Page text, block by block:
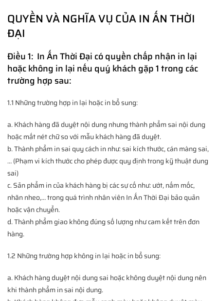
QUYỀN VÀ NGHĨA VỤ CỦA IN ẤN THỜI
ĐẠI
Điều 1: In Ấn Thời Đại có quyền chấp nhận in lại
hoặc không in lại nếu quý khách gặp 1 trong các
trường hợp sau:
1.1 Những trường hợp in lại hoặc in bổ sung:
a. Khách hàng đã duyệt nội dung nhưng thành phẩm sai nội dung
hoặc mất nét chữ so với mẫu khách hàng đã duyệt.
b. Thành phẩm in sai quy cách in như: sai kích thước, cán màng sai,
… (Phạm vi kích thước cho phép được quy định trong kỹ thuật dung
sai)
c. Sản phẩm in của khách hàng bị các sự cố như: ướt, nấm mốc,
nhăn nheo,… trong quá trình nhân viên In Ấn Thời Đại bảo quản
hoặc vận chuyển.
d. Thành phẩm giao không đúng số lượng như cam kết trên đơn
hàng.
1.2 Những trường hợp không in lại hoặc in bổ sung:
a. Khách hàng duyệt nội dung sai hoặc không duyệt nội dung nên
khi thành phẩm in sai nội dung.